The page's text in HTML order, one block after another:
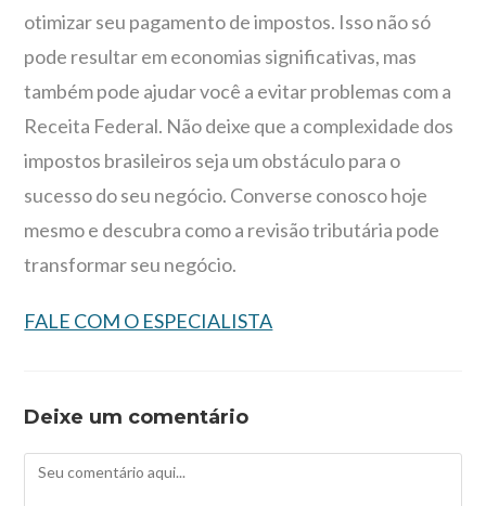
otimizar seu pagamento de impostos. Isso não só
pode resultar em economias significativas, mas
também pode ajudar você a evitar problemas com a
Receita Federal. Não deixe que a complexidade dos
impostos brasileiros seja um obstáculo para o
sucesso do seu negócio. Converse conosco hoje
mesmo e descubra como a revisão tributária pode
transformar seu negócio.
FALE COM O ESPECIALISTA
Deixe um comentário